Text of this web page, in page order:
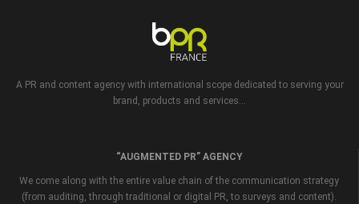
A PR and content agency with international scope dedicated to serving your
brand, products and services...
“AUGMENTED PR” AGENCY
We come along with the entire value chain of the communication strategy
(from auditing, through traditional or digital PR, to surveys and content).